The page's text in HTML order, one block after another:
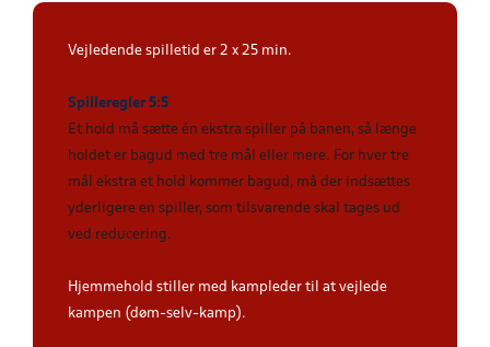
Vejledende spilletid er 2 x 25 min.
Spilleregler 5:5
Et hold må sætte én ekstra spiller på banen, så længe
holdet er bagud med tre mål eller mere. For hver tre
mål ekstra et hold kommer bagud, må der indsættes
yderligere en spiller, som tilsvarende skal tages ud
ved reducering.
Hjemmehold stiller med kampleder til at vejlede
kampen (døm-selv-kamp).